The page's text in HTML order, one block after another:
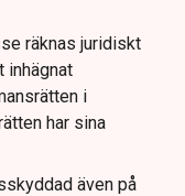
räknas juridiskt
inhägnat
i
har sina
även på